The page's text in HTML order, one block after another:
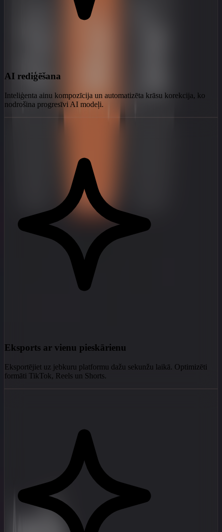
AI rediģēšana
Inteliģenta ainu kompozīcija un automatizēta krāsu korekcija, ko
nodrošina progresīvi AI modeļi.
Eksports ar vienu pieskārienu
Eksportējiet uz jebkuru platformu dažu sekunžu laikā. Optimizēti
formāti TikTok, Reels un Shorts.